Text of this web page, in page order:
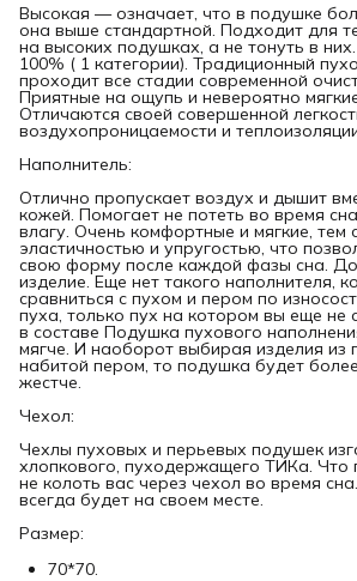
Высокая — означает, что в подушке
она выше стандартной. Подходит для
на высоких подушках, а не тонуть в
100% ( 1 категории). Традиционный
проходит все стадии современной
Приятные на ощупь и невероятно
Отличаются своей совершенной
воздухопроницаемости и
Наполнитель:
Отлично пропускает воздух и дышит
кожей. Помогает не потеть во время
влагу. Очень комфортные и мягкие, тем
эластичностью и упругостью, что
свою форму после каждой фазы сна.
изделие. Еще нет такого наполнителя,
сравниться с пухом и пером по
пуха, только пух на котором вы еще не
в составе Подушка пухового
мягче. И наоборот выбирая изделия из
набитой пером, то подушка будет
жестче.
Чехол:
Чехлы пуховых и перьевых подушек
хлопкового, пуходержащего ТИКа. Что
не колоть вас через чехол во время
всегда будет на своем месте.
Размер:
70*70.